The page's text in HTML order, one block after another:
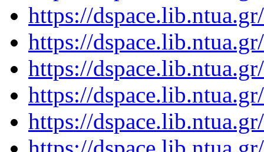
https://
https://
https://
https://
https://